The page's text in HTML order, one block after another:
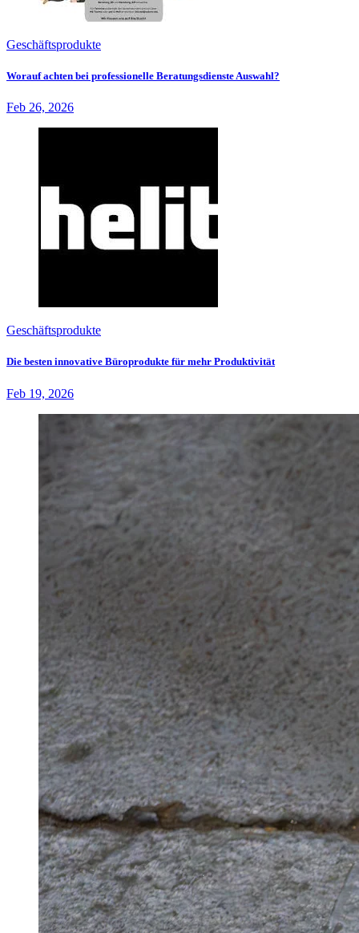
Geschäftsprodukte
Worauf achten bei professionelle Beratungsdienste Auswahl?
Feb 26, 2026
Geschäftsprodukte
Die besten innovative Büroprodukte für mehr Produktivität
Feb 19, 2026